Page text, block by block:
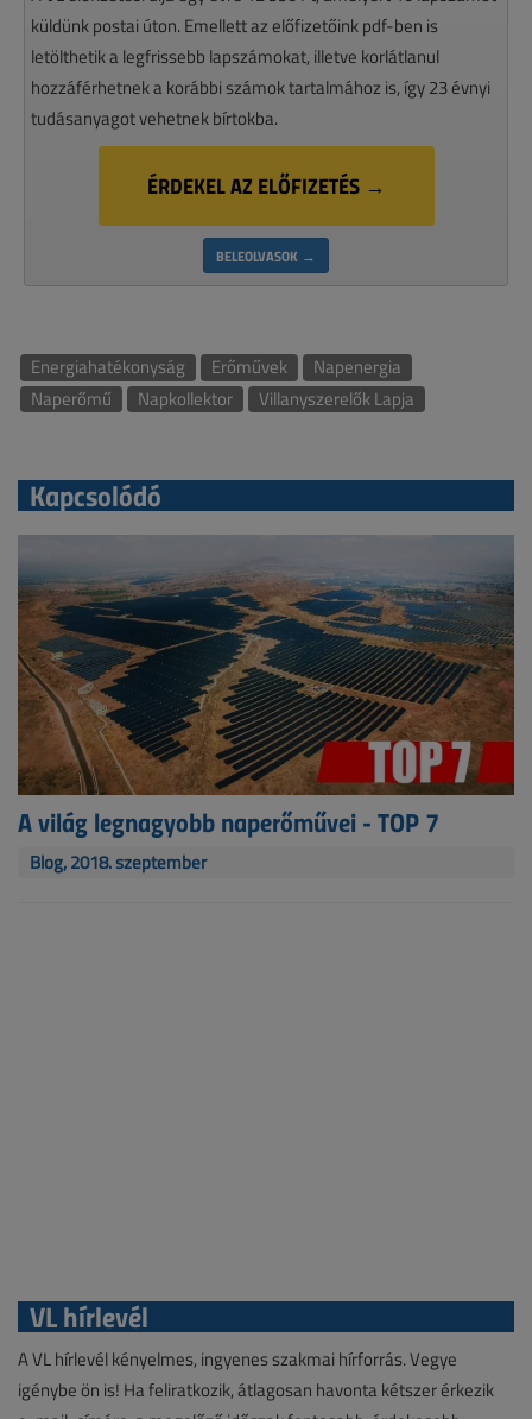
küldünk postai úton. Emellett az előfizetőink pdf-ben is
letölthetik a legfrissebb lapszámokat, illetve korlátlanul
hozzáférhetnek a korábbi számok tartalmához is, így 23 évnyi
tudásanyagot vehetnek bírtokba.
ÉRDEKEL AZ ELŐFIZETÉS →
BELEOLVASOK →
Energiahatékonyság Erőművek
Napenergia
Naperőmű
Napkollektor Villanyszerelők Lapja
Kapcsolódó
A világ legnagyobb naperőművei - TOP 7
Blog, 2018. szeptember
VL hírlevél
A VL hírlevél kényelmes, ingyenes szakmai hírforrás. Vegye
igénybe ön is! Ha feliratkozik, átlagosan havonta kétszer érkezik